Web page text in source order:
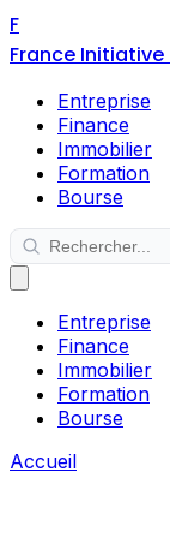
F
France Initiative
Entreprise
Finance
Immobilier
Formation
Bourse
Entreprise
Finance
Immobilier
Formation
Bourse
Accueil